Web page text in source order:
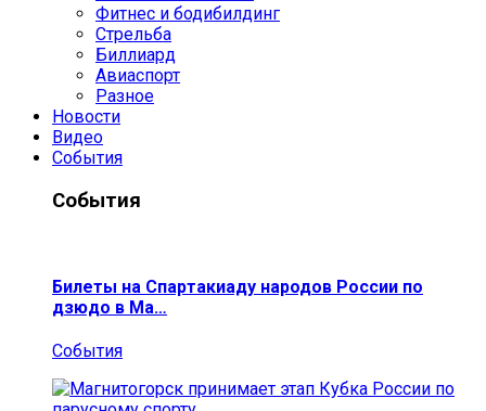
Фитнес и бодибилдинг
Стрельба
Биллиард
Авиаспорт
Разное
Новости
Видео
События
События
Билеты на Спартакиаду народов России по
дзюдо в Ма…
События